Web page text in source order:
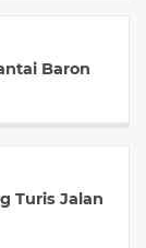
Baron
Turis Jalan